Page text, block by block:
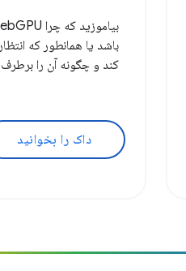
کند و چگونه آن را
داک را بخوانید